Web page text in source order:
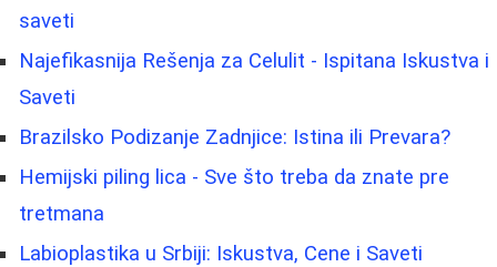
saveti
Najefikasnija Rešenja za Celulit - Ispitana Iskustva i
Saveti
Brazilsko Podizanje Zadnjice: Istina ili Prevara?
Hemijski piling lica - Sve što treba da znate pre
tretmana
Labioplastika u Srbiji: Iskustva, Cene i Saveti